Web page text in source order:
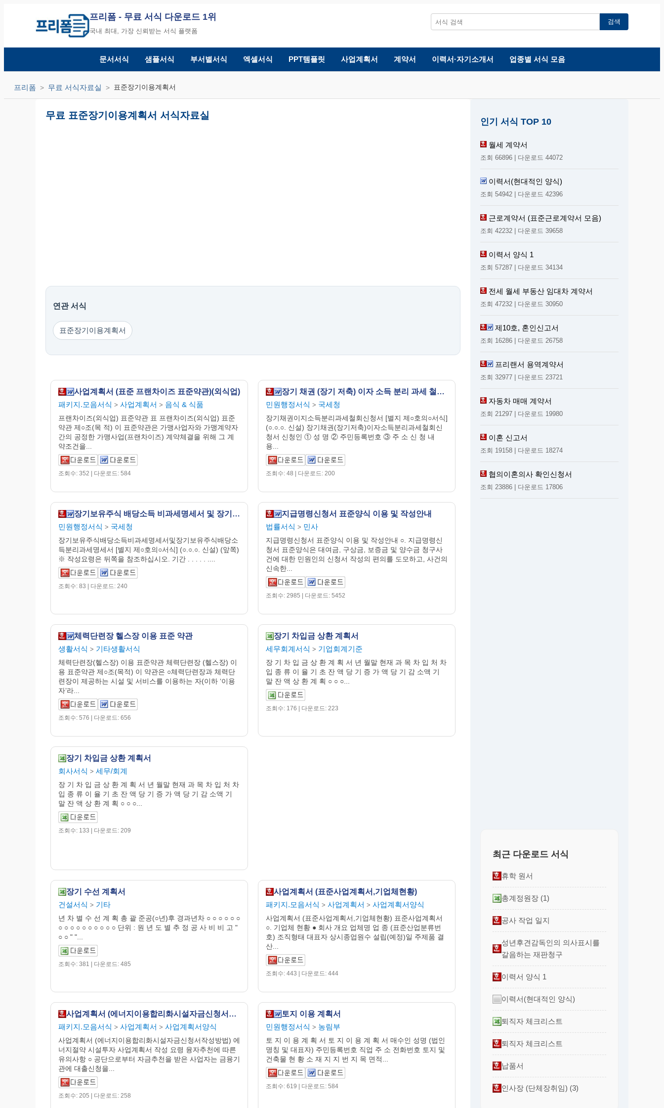
프리폼 - 무료 서식 다운로드 1위
국내 최대, 가장 신뢰받는 서식 플랫폼
검색
문서서식 샘플서식 부서별서식 엑셀서식 PPT템플릿 사업계획서 계약서 이력서·자기소개서 업종별 서식 모음
프리폼 무료 서식자료실 표준장기이용계획서
무료 표준장기이용계획서 서식자료실
연관 서식
표준장기이용계획서
사업계획서 (표준 프랜차이즈 표준약관)(외식업)
패키지.모음서식 > 사업계획서 > 음식 & 식품
프랜차이즈(외식업) 표준약관 표 프랜차이즈(외식업) 표준
약관 제○조(목 적) 이 표준약관은 가맹사업자와 가맹계약자
간의 공정한 가맹사업(프랜차이즈) 계약체결을 위해 그 계
약조건을...
조회수: 352 | 다운로드: 584
장기 채권 (장기 저축) 이자 소득 분리 과세 철회 신청서
민원행정서식 > 국세청
장기채권이지소득분리과세철회신청서 [별지 제○호의○서식]
(○.○.○. 신설) 장기채권(장기저축)이자소득분리과세철회신
청서 신청인 ① 성 명 ② 주민등록번호 ③ 주 소 신 청 내
용...
조회수: 48 | 다운로드: 200
장기보유주식 배당소득 비과세명세서 및 장기보유주식 배당소득 분리과세명세서
민원행정서식 > 국세청
장기보유주식배당소득비과세명세서및장기보유주식배당소
득분리과세명세서 [별지 제○호의○서식] (○.○.○. 신설) (앞쪽)
※ 작성요령은 뒤쪽을 참조하십시오. 기간 . . . . . ....
조회수: 83 | 다운로드: 240
지급명령신청서 표준양식 이용 및 작성안내
법률서식 > 민사
지급명령신청서 표준양식 이용 및 작성안내 ○. 지급명령신
청서 표준양식은 대여금, 구상금, 보증금 및 양수금 청구사
건에 대한 민원인의 신청서 작성의 편의를 도모하고, 사건의
신속한...
조회수: 2985 | 다운로드: 5452
체력단련장 헬스장 이용 표준 약관
생활서식 > 기타생활서식
체력단련장(헬스장) 이용 표준약관 체력단련장 (헬스장) 이
용 표준약관 제○조(목적) 이 약관은 ○체력단련장과 체력단
련장이 제공하는 시설 및 서비스를 이용하는 자(이하 ‘이용
자’라...
조회수: 576 | 다운로드: 656
장기 차입금 상환 계획서
세무회계서식 > 기업회계기준
장 기 차 입 금 상 환 계 획 서 년 월말 현재 과 목 차 입 처 차
입 종 류 이 율 기 초 잔 액 당 기 증 가 액 당 기 감 소액 기
말 잔 액 상 환 계 획 ○ ○ ○...
조회수: 176 | 다운로드: 223
장기 차입금 상환 계획서
회사서식 > 세무/회계
장 기 차 입 금 상 환 계 획 서 년 월말 현재 과 목 차 입 처 차
입 종 류 이 율 기 초 잔 액 당 기 증 가 액 당 기 감 소액 기
말 잔 액 상 환 계 획 ○ ○ ○...
조회수: 133 | 다운로드: 209
장기 수선 계획서
건설서식 > 기타
년 차 별 수 선 계 획 총 괄 준공(○년)후 경과년차 ○ ○ ○ ○ ○ ○
○ ○ ○ ○ ○ ○ ○ ○ ○ ○ 단위 : 원 년 도 별 추 정 공 사 비 비 고 "
○ ○ " "...
조회수: 381 | 다운로드: 485
사업계획서 (표준사업계획서,기업체현황)
패키지.모음서식 > 사업계획서 > 사업계획서양식
사업계획서 (표준사업계획서,기업체현황) 표준사업계획서
○. 기업체 현황 ● 회사 개요 업체명 업 종 (표준산업분류번
호) 조직형태 대표자 상시종업원수 설립(예정)일 주제품 결
산...
조회수: 443 | 다운로드: 444
사업계획서 (에너지이용합리화시설자금신청서작성방법)
패키지.모음서식 > 사업계획서 > 사업계획서양식
사업계획서 (에너지이용합리화시설자금신청서작성방법) 에
너지절약 시설투자 사업계획서 작성 요령 융자추천에 따른
유의사항 ○ 공단으로부터 자금추천을 받은 사업자는 금융기
관에 대출신청을...
조회수: 205 | 다운로드: 258
토지 이용 계획서
민원행정서식 > 농림부
토 지 이 용 계 획 서 토 지 이 용 계 획 서 매수인 성명 (법인
명칭 및 대표자) 주민등록번호 직업 주 소 전화번호 토지 및
건축물 현 황 소 재 지 지 번 지 목 면적...
조회수: 619 | 다운로드: 584
인기 서식 TOP 10
월세 계약서
조회 66896 | 다운로드 44072
이력서(현대적인 양식)
조회 54942 | 다운로드 42396
근로계약서 (표준근로계약서 모음)
조회 42232 | 다운로드 39658
이력서 양식 1
조회 57287 | 다운로드 34134
전세 월세 부동산 임대차 계약서
조회 47232 | 다운로드 30950
제10호, 혼인신고서
조회 16286 | 다운로드 26758
프리랜서 용역계약서
조회 32977 | 다운로드 23721
자동차 매매 계약서
조회 21297 | 다운로드 19980
이혼 신고서
조회 19158 | 다운로드 18274
협의이혼의사 확인신청서
조회 23886 | 다운로드 17806
최근 다운로드 서식
휴학 원서
총계정원장 (1)
공사 작업 일지
성년후견감독인의 의사표시를
갈음하는 재판청구
이력서 양식 1
이력서(현대적인 양식)
퇴직자 체크리스트
퇴직자 체크리스트
납품서
인사장 (단체장취임) (3)